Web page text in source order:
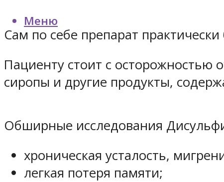
Меню
Сам по себе препарат
Пациенту стоит с осторожностью
сиропы и другие продукты,
Обширные исследования
хроническая усталость,
легкая потеря памяти;